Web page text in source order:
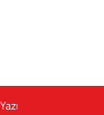
Yazı